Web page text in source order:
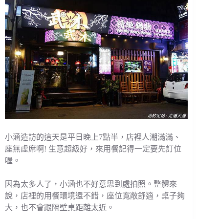
小涵造訪的這天是平日晚上7點半，店裡人潮滿滿、
座無虛席啊! 生意超級好，來用餐記得一定要先訂位
喔。
因為太多人了，小涵也不好意思到處拍照。整體來
說，店裡的用餐環境還不錯，座位寬敞舒適，桌子夠
大，也不會跟隔壁桌距離太近。